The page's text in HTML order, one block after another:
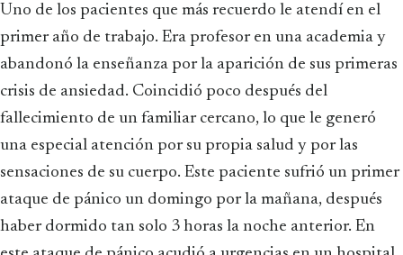
Uno de los pacientes que más recuerdo le atendí en el
primer año de trabajo. Era profesor en una academia y
abandonó la enseñanza por la aparición de sus primeras
crisis de ansiedad. Coincidió poco después del
fallecimiento de un familiar cercano, lo que le generó
una especial atención por su propia salud y por las
sensaciones de su cuerpo. Este paciente sufrió un primer
ataque de pánico un domingo por la mañana, después
haber dormido tan solo 3 horas la noche anterior. En